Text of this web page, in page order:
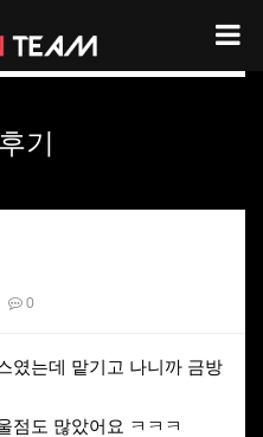
기
0
였는데 맡기고 나니까 금방
점도 많았어요 ㅋㅋㅋ